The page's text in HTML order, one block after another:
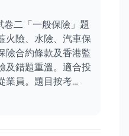
卷二「一般保險」題
火險、水險、汽車保
險合約條款及香港監
及錯題重溫。適合投
業員。題目按考…